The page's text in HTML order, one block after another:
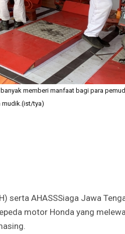
memberi manfaat bagi para
mudik.(ist/tya)
serta AHASSSiaga Jawa
motor Honda yang